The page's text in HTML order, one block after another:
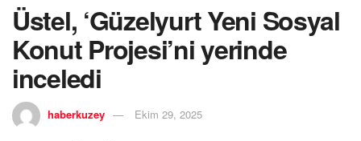
Üstel, ‘Güzelyurt Yeni Sosyal
Konut Projesi’ni yerinde
inceledi
haberkuzey Ekim 29, 2025